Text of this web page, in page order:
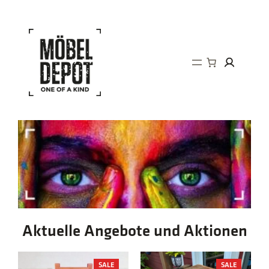
Aktuelle Angebote und Aktionen
SALEPRODUCT
SALEPRODUCT